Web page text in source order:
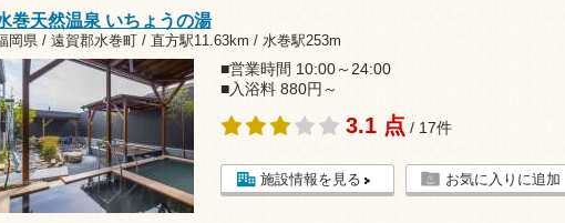
巻天然温泉 いちょうの湯
岡県 / 遠賀郡水巻町 / 直方駅11.63km / 水巻駅253m
■営業時間 10:00～24:00
■入浴料 880円～
3.1 点 / 17件
施設情報を見る お気に入りに追加